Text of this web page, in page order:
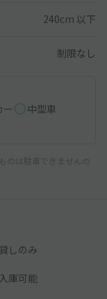
240cm 以下
制限なし
ー
中型車
のは駐車できませんの
しのみ
庫可能